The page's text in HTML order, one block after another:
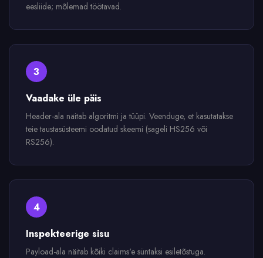
eesliide; mõlemad töötavad.
3
Vaadake üle päis
Header-ala näitab algoritmi ja tüüpi. Veenduge, et kasutatakse
teie taustasüsteemi oodatud skeemi (sageli HS256 või
RS256).
4
Inspekteerige sisu
Payload-ala näitab kõiki claims'e süntaksi esiletõstuga.